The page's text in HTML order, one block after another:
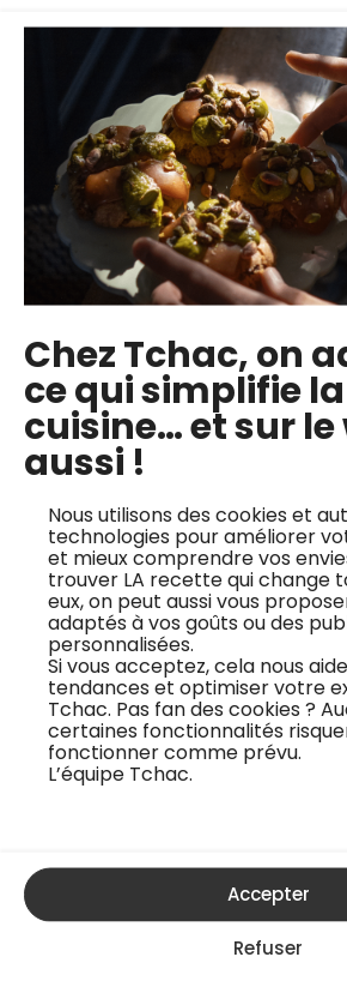
Chez Tchac, on
ce qui simplifie
cuisine… et sur le
aussi !
Nous utilisons des cookies et
technologies pour améliorer
et mieux comprendre vos
trouver LA recette qui change
eux, on peut aussi vous
adaptés à vos goûts ou des
personnalisées.
Si vous acceptez, cela nous
tendances et optimiser votre
Tchac. Pas fan des cookies ?
certaines fonctionnalités
fonctionner comme prévu.
L’équipe Tchac.
Accepter
Refuser
la plus
Formule passion
4€par mois
Essai de 14 jours offert
Accès illimité à +500
Téléchargement des
techniques
Engagement 12 mois
1 prélèvement annuel
J'essaye
Formule exploration